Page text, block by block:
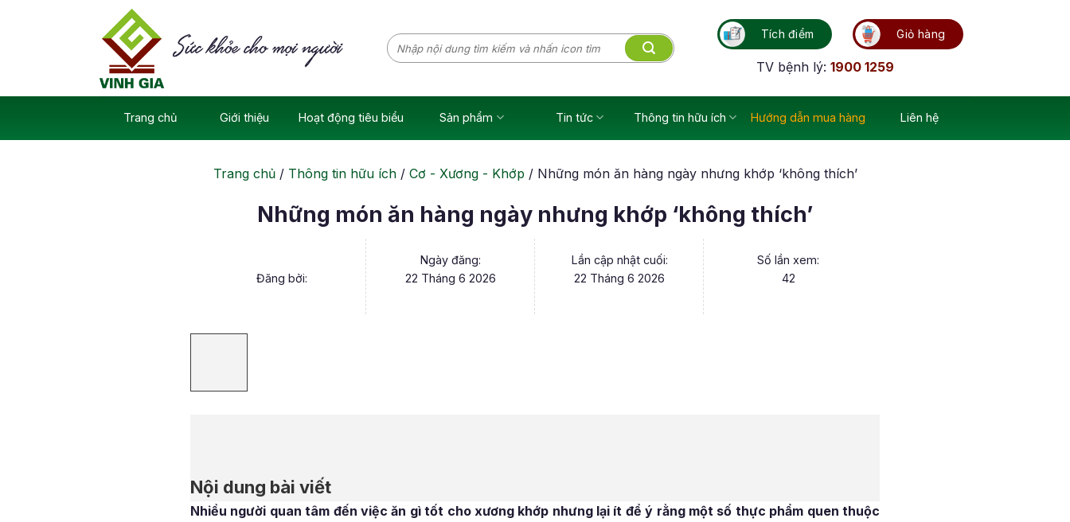
Tìm
kiếm:
Tích điểm Giỏ hàng
TV bệnh lý: 1900 1259
Trang chủ Giới thiệu Hoạt động tiêu biểu Sản phẩm Tin tức Thông tin hữu ích Hướng dẫn mua hàng Liên hệ
Trang chủ/ Thông tin hữu ích/ Cơ - Xương - Khớp / Những món ăn hàng ngày nhưng khớp ‘không thích’
Những món ăn hàng ngày nhưng khớp ‘không thích’
Đăng bởi:
Ngày đăng:
22 Tháng 6 2026
Lần cập nhật cuối:
22 Tháng 6 2026
Số lần xem:
42
Nội dung bài viết
Nhiều người quan tâm đến việc ăn gì tốt cho xương khớp nhưng lại ít để ý rằng một số thực phẩm quen thuộc